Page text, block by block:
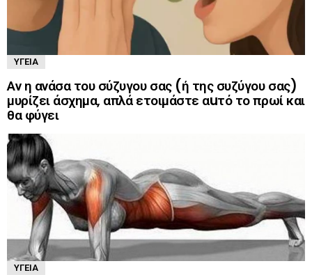
ΥΓΕΊΑ
Αν η ανάσα του σύζυγου σας (ή της συζύγου σας)
μυρίζει άσχημα, απλά ετοιμάστε αuτό το πρωί και
θα φύγει
ΥΓΕΊΑ